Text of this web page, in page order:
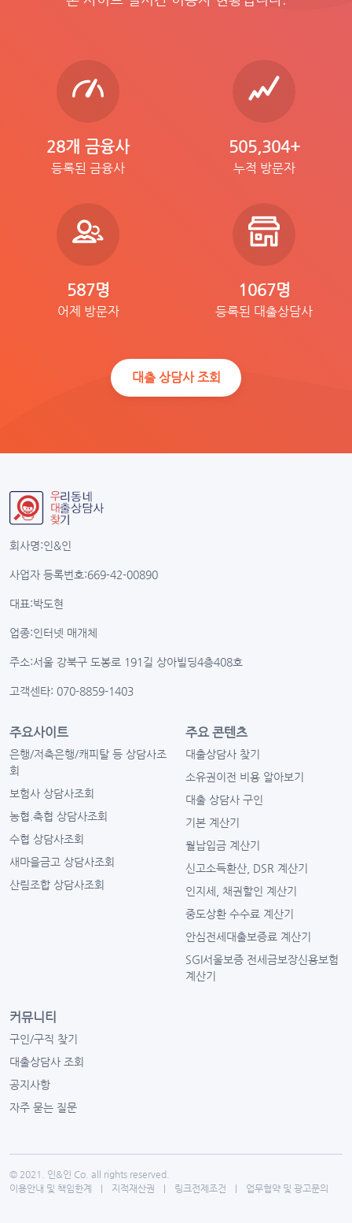
28개 금융사
등록된 금융사
505,304+
누적 방문자
587명
어제 방문자
1067명
등록된 대출상담사
대출 상담사 조회
회사명:인&인
사업자 등록번호:669-42-00890
대표:박도현
업종:인터넷 매개체
주소:서울 강북구 도봉로 191길 상아빌딩4층408호
고객센타: 070-8859-1403
주요사이트
은행/저축은행/캐피탈 등 상담사조
회
보험사 상담사조회
농협.축협 상담사조회
수협 상담사조회
새마을금고 상담사조회
산림조합 상담사조회
주요 콘텐츠
대출상담사 찾기
소유권이전 비용 알아보기
대출 상담사 구인
기본 계산기
월납입금 계산기
신고소득환산, DSR 계산기
인지세, 채권할인 계산기
중도상환 수수료 계산기
안심전세대출보증료 계산기
SGI서울보증 전세금보장신용보험
계산기
커뮤니티
구인/구직 찾기
대출상담사 조회
공지사항
자주 묻는 질문
© 2021. 인&인 Co. all rights reserved.
이용안내 및 책임한계
지적재산권 링크전제조건 업무협약 및 광고문의